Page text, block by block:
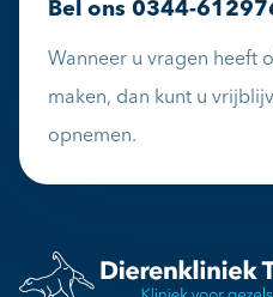
Bel ons 0344-
Wanneer u vragen heeft
maken, dan kunt u
opnemen.